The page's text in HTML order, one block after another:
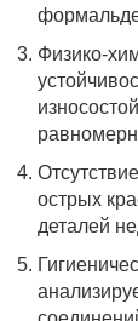
Физико-
острых
деталей